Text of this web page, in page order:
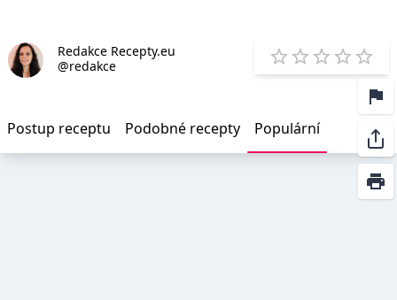
Redakce Recepty.eu
@redakce
1 Star
2 Stars
3 Stars
4 5
Postup receptu Podobné recepty Populární